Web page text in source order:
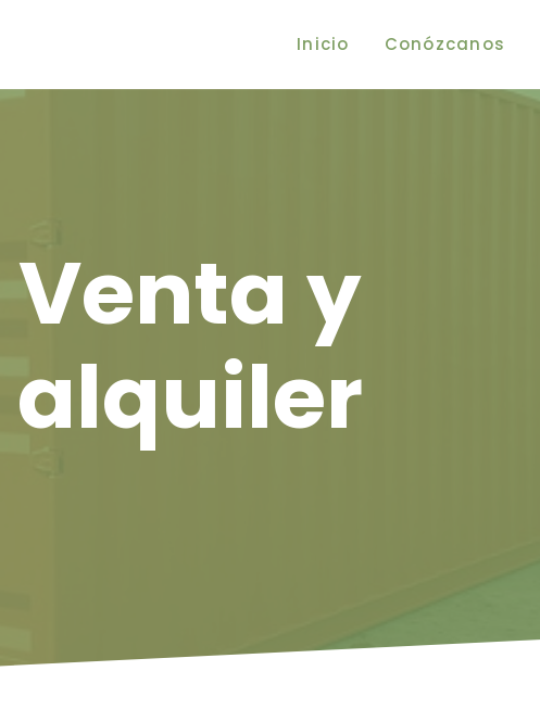
Inicio Conózcanos
Venta y
alquiler